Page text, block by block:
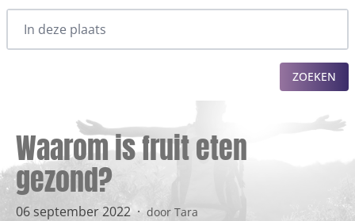
ZOEKEN
Waarom is fruit eten
gezond?
06 september 2022 · door Tara